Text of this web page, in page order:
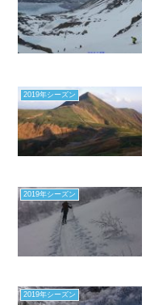
2019年シーズン
2019年シーズン
2019年シーズン